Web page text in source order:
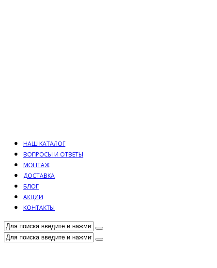
НАШ КАТАЛОГ
ВОПРОСЫ И ОТВЕТЫ
МОНТАЖ
ДОСТАВКА
БЛОГ
АКЦИИ
КОНТАКТЫ